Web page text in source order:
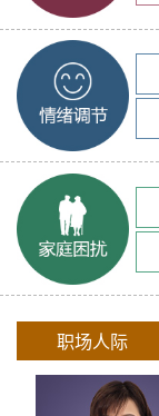
职场人际